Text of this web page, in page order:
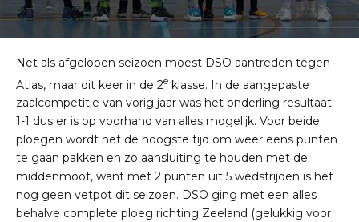
Net als afgelopen seizoen moest DSO aantreden tegen
Atlas, maar dit keer in de 2e klasse. In de aangepaste
zaalcompetitie van vorig jaar was het onderling resultaat
1-1 dus er is op voorhand van alles mogelijk. Voor beide
ploegen wordt het de hoogste tijd om weer eens punten
te gaan pakken en zo aansluiting te houden met de
middenmoot, want met 2 punten uit 5 wedstrijden is het
nog geen vetpot dit seizoen. DSO ging met een alles
behalve complete ploeg richting Zeeland (gelukkig voor